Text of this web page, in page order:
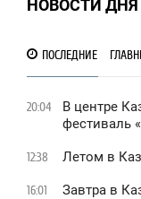
НОВОСТИ ДНЯ
ПОСЛЕДНИЕ
20:04
В центре
фестиваль
12:38 Летом в
16:01 Завтра в